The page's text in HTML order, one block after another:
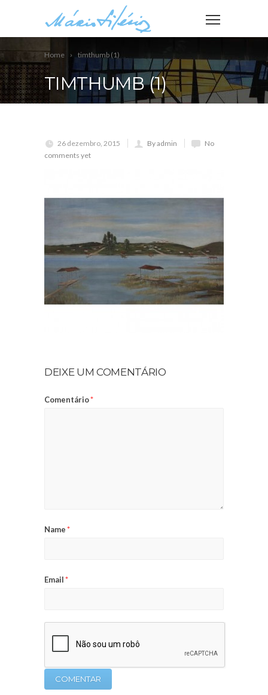
Home timthumb (1)
TIMTHUMB (1)
26 dezembro, 2015 By admin
No
comments yet
DEIXE UM COMENTÁRIO
Comentário*
Name*
Email*